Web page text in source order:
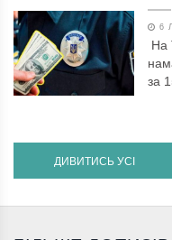
6
На
за
ДИВИТИСЬ УСІ